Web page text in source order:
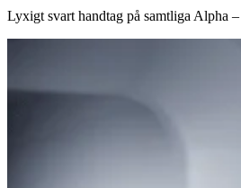
Lyxigt svart handtag på samtliga Alpha